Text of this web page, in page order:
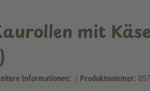
mit
Informationen: | Produktnummer: